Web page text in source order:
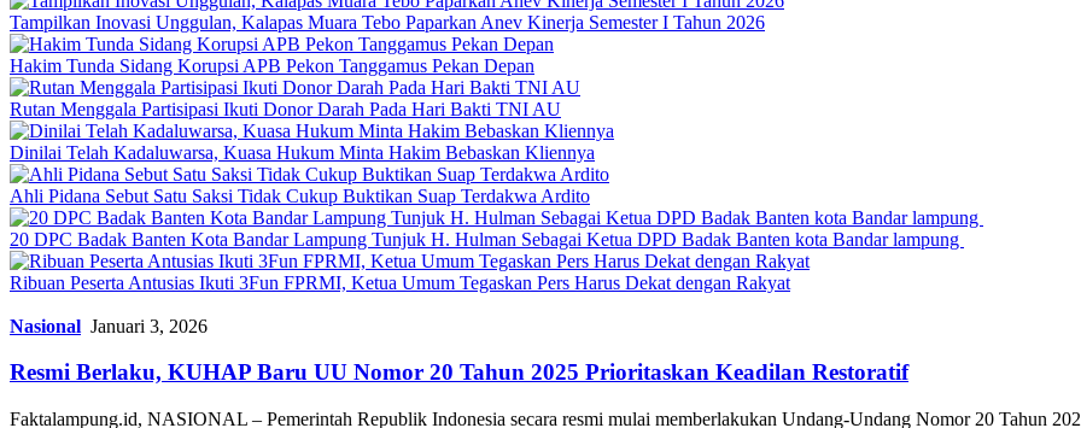
Tampilkan Inovasi Unggulan, Kalapas Muara Tebo Paparkan Anev Kinerja Semester I Tahun 2026
Hakim Tunda Sidang Korupsi APB Pekon Tanggamus Pekan Depan
Rutan Menggala Partisipasi Ikuti Donor Darah Pada Hari Bakti TNI AU
Dinilai Telah Kadaluwarsa, Kuasa Hukum Minta Hakim Bebaskan Kliennya
Ahli Pidana Sebut Satu Saksi Tidak Cukup Buktikan Suap Terdakwa Ardito
20 DPC Badak Banten Kota Bandar Lampung Tunjuk H. Hulman Sebagai Ketua DPD Badak Banten kota Bandar lampung
Ribuan Peserta Antusias Ikuti 3Fun FPRMI, Ketua Umum Tegaskan Pers Harus Dekat dengan Rakyat
Nasional Januari 3, 2026
Resmi Berlaku, KUHAP Baru UU Nomor 20 Tahun 2025 Prioritaskan Keadilan Restoratif
Faktalampung.id, NASIONAL – Pemerintah Republik Indonesia secara resmi mulai memberlakukan Undang-Undang Nomor 20 Tahun